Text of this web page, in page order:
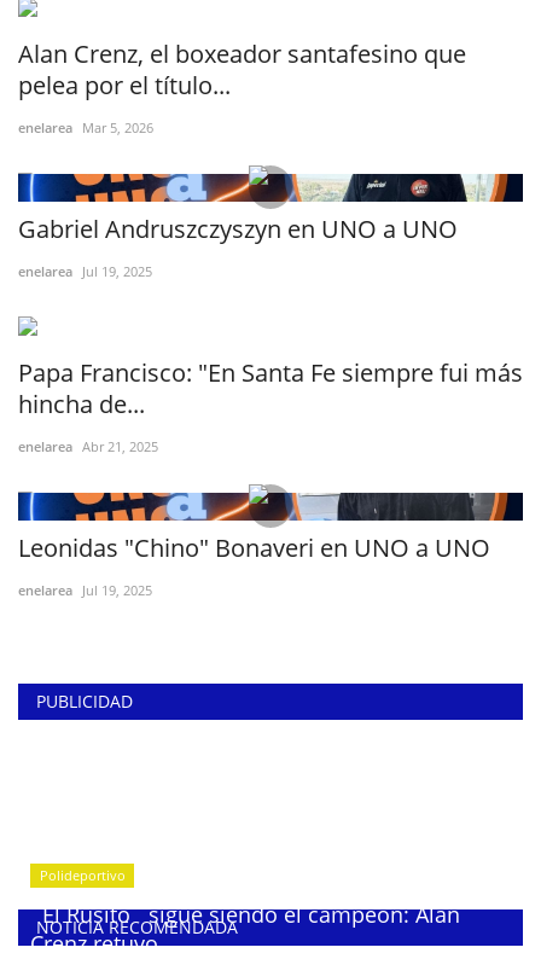
Alan Crenz, el boxeador santafesino que
pelea por el título...
enelarea Mar 5, 2026
Gabriel Andruszczyszyn en UNO a UNO
enelarea Jul 19, 2025
Papa Francisco: "En Santa Fe siempre fui más
hincha de...
enelarea Abr 21, 2025
Leonidas "Chino" Bonaveri en UNO a UNO
enelarea Jul 19, 2025
PUBLICIDAD
NOTICIA RECOMENDADA
Polideportivo
¨El Rusito¨ sigue siendo el campeón: Alan
Crenz retuvo...